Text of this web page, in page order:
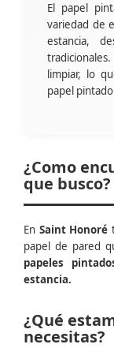
El papel
variedad de
estancia,
tradicionales.
limpiar, lo
papel
¿Como
que busco?
En Saint Honoré
papel de pared
papeles
estancia.
¿Qué
necesitas?